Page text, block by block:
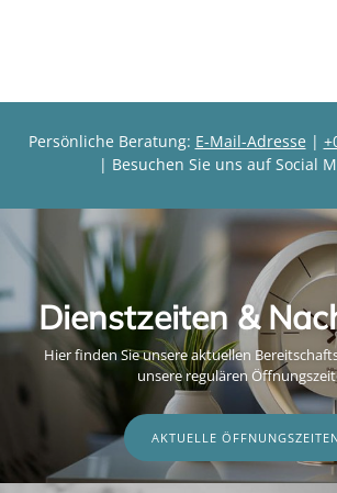
Persönliche Beratung: E-Mail-Adresse |
| Besuchen Sie uns auf Social
Dienstzeiten &
Hier finden Sie unsere aktuellen
unsere regulären
AKTUELLE